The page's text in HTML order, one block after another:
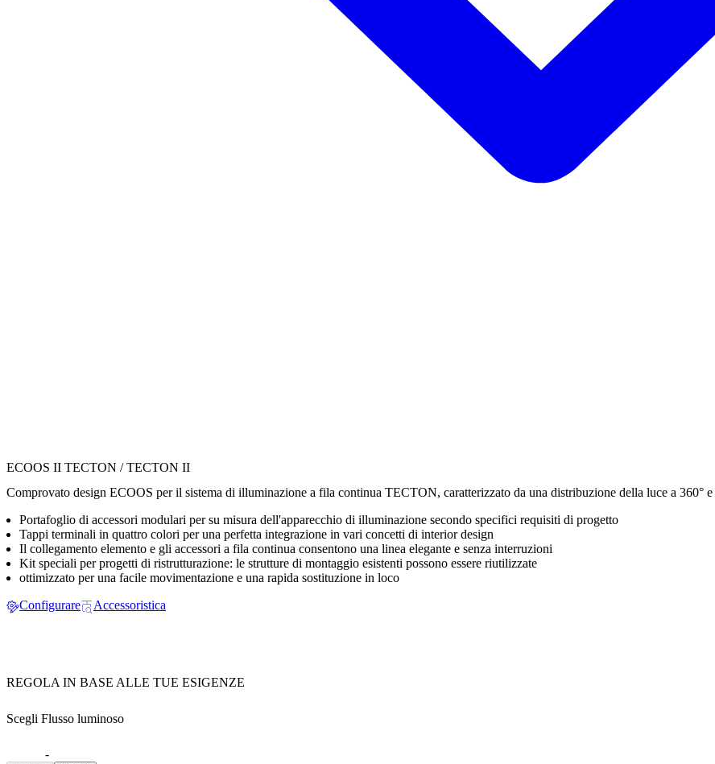
ECOOS II TECTON / TECTON II
Comprovato design ECOOS per il sistema di illuminazione a fila continua TECTON, caratterizzato da una distribuzione della luce a 360°
Portafoglio di accessori modulari per su misura dell'apparecchio di illuminazione secondo specifici requisiti di progetto
Tappi terminali in quattro colori per una perfetta integrazione in vari concetti di interior design
Il collegamento elemento e gli accessori a fila continua consentono una linea elegante e senza interruzioni
Kit speciali per progetti di ristrutturazione: le strutture di montaggio esistenti possono essere riutilizzate
ottimizzato per una facile movimentazione e una rapida sostituzione in loco
Configurare
Accessoristica
REGOLA IN BASE ALLE TUE ESIGENZE
Scegli Flusso luminoso
-